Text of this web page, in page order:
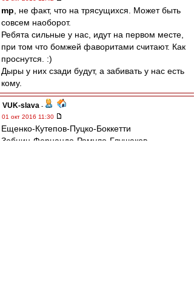
mp , не факт, что на трясущихся. Может быть
совсем наоборот.
Ребята сильные у нас, идут на первом месте,
при том что бомжей фаворитами считают. Как
проснутся. :)
Дыры у них сзади будут, а забивать у нас есть
кому.
VUK-slava -
01 окт 2016 11:30
Ещенко-Кутепов-Пуцко-Боккетти
Зобнин-Фернандо-Ромуло-Глушаков